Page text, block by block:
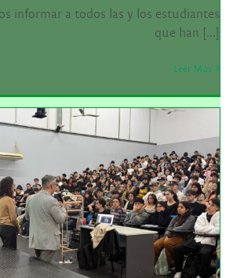
informar a todos las y los estudiantes
que han [...]
Leer Más